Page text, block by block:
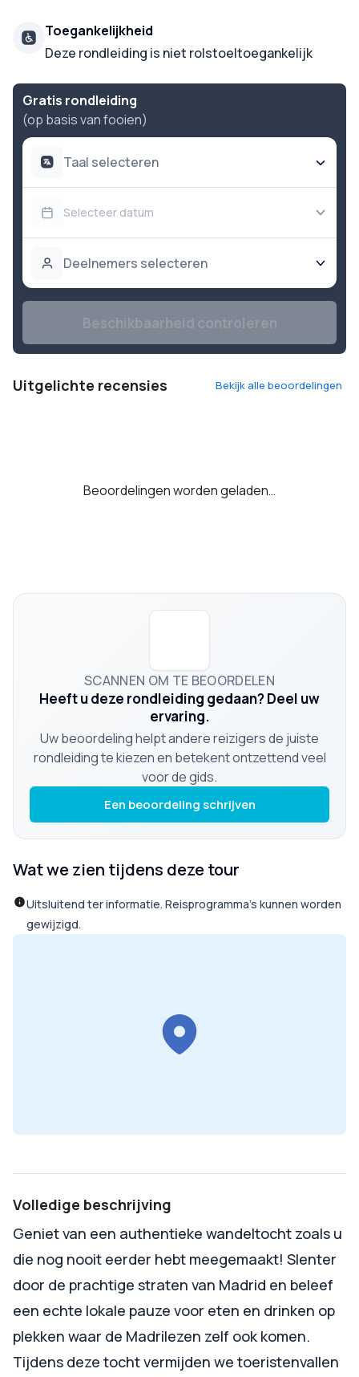
Toegankelijkheid
Deze rondleiding is niet rolstoeltoegankelijk
Gratis rondleiding
(op basis van fooien)
Taal selecteren
Selecteer datum
Deelnemers selecteren
Uitgelichte recensies Bekijk alle beoordelingen
Beoordelingen worden geladen…
SCANNEN OM TE BEOORDELEN
Heeft u deze rondleiding gedaan? Deel uw
ervaring.
Uw beoordeling helpt andere reizigers de juiste
rondleiding te kiezen en betekent ontzettend veel
voor de gids.
Een beoordeling schrijven
Wat we zien tijdens deze tour
Uitsluitend ter informatie. Reisprogramma’s kunnen worden
gewijzigd.
Volledige beschrijving
Geniet van een authentieke wandeltocht zoals u
die nog nooit eerder hebt meegemaakt! Slenter
door de prachtige straten van Madrid en beleef
een echte lokale pauze voor eten en drinken op
plekken waar de Madrilezen zelf ook komen.
Tijdens deze tocht vermijden we toeristenvallen